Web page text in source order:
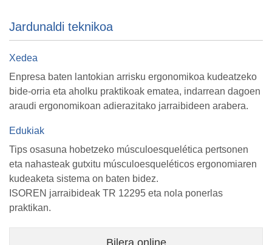
Jardunaldi teknikoa
Xedea
Enpresa baten lantokian arrisku ergonomikoa kudeatzeko
bide-orria eta aholku praktikoak ematea, indarrean dagoen
araudi ergonomikoan adierazitako jarraibideen arabera.
Edukiak
Tips osasuna hobetzeko músculoesquelética pertsonen
eta nahasteak gutxitu músculoesqueléticos ergonomiaren
kudeaketa sistema on baten bidez.
ISOREN jarraibideak TR 12295 eta nola ponerlas
praktikan.